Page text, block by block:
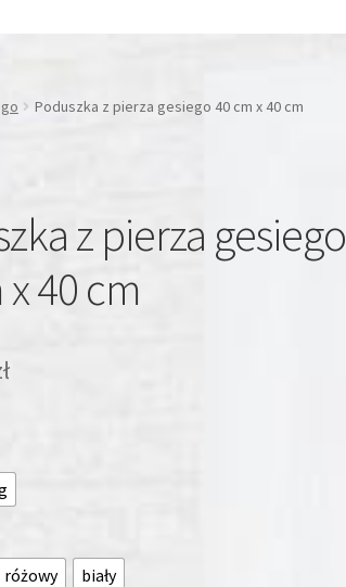
Poduszka z pierza gesiego 40 cm x 40 cm
z pierza gesiego
40 cm
różowy biały